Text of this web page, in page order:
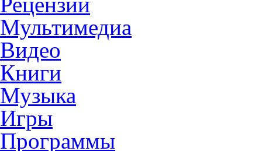
Мультимедиа
Видео
Книги
Музыка
Игры
Программы